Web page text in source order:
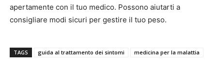
apertamente con il tuo medico. Possono aiutarti a
consigliare modi sicuri per gestire il tuo peso.
TAGS guida al trattamento dei sintomi medicina per la malattia